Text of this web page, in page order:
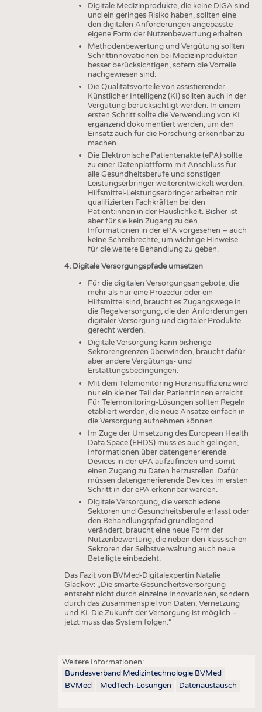
Digitale Medizinprodukte, die keine DiGA sind
und ein geringes Risiko haben, sollten eine
den digitalen Anforderungen angepasste
eigene Form der Nutzenbewertung erhalten.
Methodenbewertung und Vergütung sollten
Schrittinnovationen bei Medizinprodukten
besser berücksichtigen, sofern die Vorteile
nachgewiesen sind.
Die Qualitätsvorteile von assistierender
Künstlicher Intelligenz (KI) sollten auch in der
Vergütung berücksichtigt werden. In einem
ersten Schritt sollte die Verwendung von KI
ergänzend dokumentiert werden, um den
Einsatz auch für die Forschung erkennbar zu
machen.
Die Elektronische Patientenakte (ePA) sollte
zu einer Datenplattform mit Anschluss für
alle Gesundheitsberufe und sonstigen
Leistungserbringer weiterentwickelt werden.
Hilfsmittel-Leistungserbringer arbeiten mit
qualifizierten Fachkräften bei den
Patient:innen in der Häuslichkeit. Bisher ist
aber für sie kein Zugang zu den
Informationen in der ePA vorgesehen – auch
keine Schreibrechte, um wichtige Hinweise
für die weitere Behandlung zu geben.
4. Digitale Versorgungspfade umsetzen
Für die digitalen Versorgungsangebote, die
mehr als nur eine Prozedur oder ein
Hilfsmittel sind, braucht es Zugangswege in
die Regelversorgung, die den Anforderungen
digitaler Versorgung und digitaler Produkte
gerecht werden.
Digitale Versorgung kann bisherige
Sektorengrenzen überwinden, braucht dafür
aber andere Vergütungs- und
Erstattungsbedingungen.
Mit dem Telemonitoring Herzinsuffizienz wird
nur ein kleiner Teil der Patient:innen erreicht.
Für Telemonitoring-Lösungen sollten Regeln
etabliert werden, die neue Ansätze einfach in
die Versorgung aufnehmen können.
Im Zuge der Umsetzung des European Health
Data Space (EHDS) muss es auch gelingen,
Informationen über datengenerierende
Devices in der ePA aufzufinden und somit
einen Zugang zu Daten herzustellen. Dafür
müssen datengenerierende Devices im ersten
Schritt in der ePA erkennbar werden.
Digitale Versorgung, die verschiedene
Sektoren und Gesundheitsberufe erfasst oder
den Behandlungspfad grundlegend
verändert, braucht eine neue Form der
Nutzenbewertung, die neben den klassischen
Sektoren der Selbstverwaltung auch neue
Beteiligte einbezieht.
Das Fazit von BVMed-Digitalexpertin Natalie
Gladkov: „Die smarte Gesundheitsversorgung
entsteht nicht durch einzelne Innovationen, sondern
durch das Zusammenspiel von Daten, Vernetzung
und KI. Die Zukunft der Versorgung ist möglich –
jetzt muss das System folgen.“
Weitere Informationen:
Bundesverband Medizintechnologie BVMed
BVMed
MedTech-Lösungen Datenaustausch